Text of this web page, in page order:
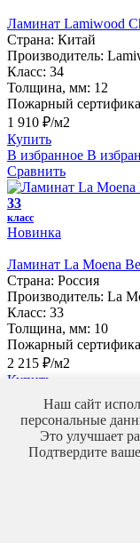
Ламинат Lamiwood
Страна: Китай
Производитель:
Класс: 34
Толщина, мм: 12
Пожарный
1 910 ₽/м2
Купить
В избранное В
Сравнить
33
класс
Новинка
Ламинат La Moena
Страна: Россия
Производитель: La
Класс: 33
Толщина, мм: 10
Пожарный
2 215 ₽/м2
Купить
В избранное
В
Сравнить
класс
Наш сайт
персональные
Это улучшает
Подтвердите